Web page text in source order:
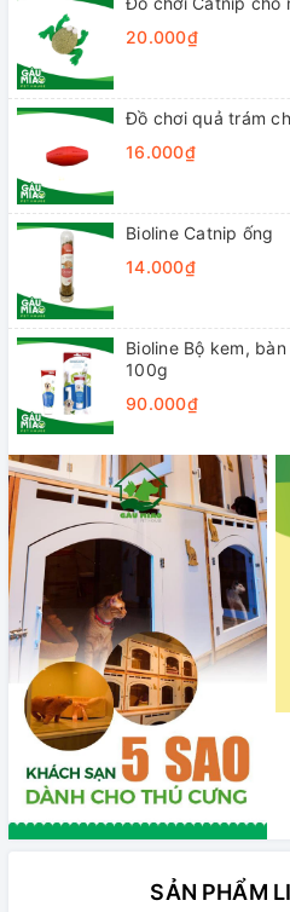
20.000₫
Đồ chơi quả trám
16.000₫
Bioline Catnip ống
14.000₫
Bioline Bộ kem,
100g
90.000₫
SẢN PHẨM